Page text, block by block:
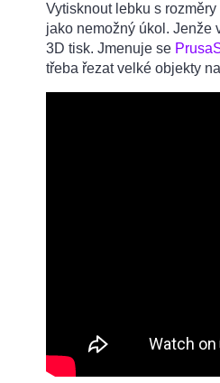
Vytisknout lebku s
jako nemožný úkol. Jenže
3D tisk. Jmenuje se
třeba řezat velké objekty